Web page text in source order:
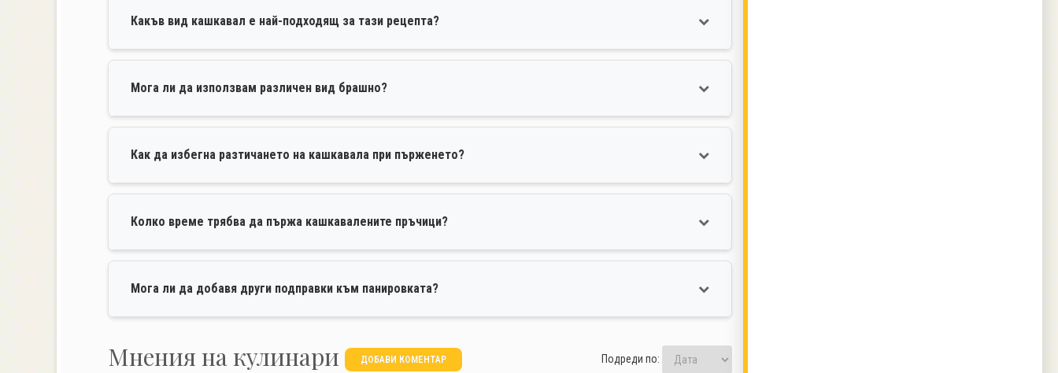
Какъв вид кашкавал е най-подходящ за тази рецепта?
Мога ли да използвам различен вид брашно?
Как да избегна разтичането на кашкавала при пърженето?
Колко време трябва да пържа кашкавалените пръчици?
Мога ли да добавя други подправки към панировката?
Mнения на кулинари ДОБАВИ КОМЕНТАР Подреди по: